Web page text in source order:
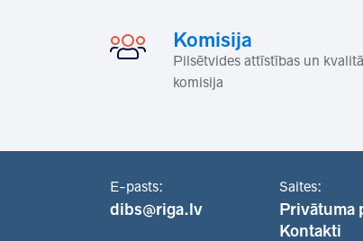
Komisija
Pilsētvides attīstības un
komisija
E-pasts:
dibs@riga.lv
Saites:
Privātuma
Kontakti